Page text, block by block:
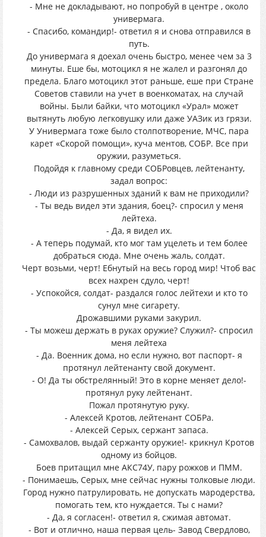
- Мне не докладывают, но попробуй в центре , около
универмага.
- Спасибо, командир!- ответил я и снова отправился в
путь.
До универмага я доехал очень быстро, менее чем за 3
минуты. Еше бы, мотоцикл я не жалел и разгонял до
предела. Благо мотоцикл этот раньше, еше при Стране
Советов ставили на учет в военкоматах, на случай
войны. Были байки, что мотоцикл «Урал» может
вытянуть любую легковушку или даже УАЗик из грязи.
У Универмага тоже было столпотворение, МЧС, пара
карет «Скорой помощи», куча ментов, СОБР. Все при
оружии, разуметься.
Подойдя к главному среди СОБРовцев, лейтенанту,
задал вопрос:
- Люди из разрушенных зданий к вам не приходили?
- Ты ведь видел эти здания, боец?- спросил у меня
лейтеха.
- Да, я видел их.
- А теперь подумай, кто мог там уцелеть и тем более
добраться сюда. Мне очень жаль, солдат.
Черт возьми, черт! Ебнутый на весь город мир! Чтоб вас
всех нахрен сдуло, черт!
- Успокойся, солдат- раздался голос лейтехи и кто то
сунул мне сигарету.
Дрожавшими руками закурил.
- Ты можеш держать в руках оружие? Служил?- спросил
меня лейтеха
- Да. Военник дома, но если нужно, вот паспорт- я
протянул лейтенанту свой документ.
- О! Да ты обстрелянный! Это в корне меняет дело!-
протянул руку лейтенант.
Пожал протянутую руку.
- Алексей Кротов, лейтенант СОБРа.
- Алексей Серых, сержант запаса.
- Самохвалов, выдай сержанту оружие!- крикнул Кротов
одному из бойцов.
Боев притащил мне АКС74У, пару рожков и ПММ.
- Понимаешь, Серых, мне сейчас нужны толковые люди.
Город нужно патрулировать, не допускать мародерства,
помогать тем, кто нуждается. Ты с нами?
- Да, я согласен!- ответил я, сжимая автомат.
- Вот и отлично, наша первая цель- Завод Свердлово,